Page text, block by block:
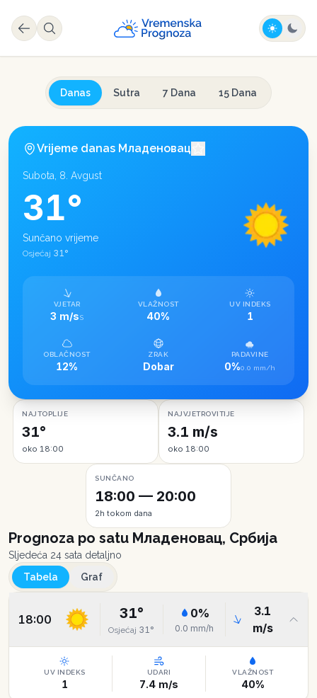
Danas Sutra 7 Dana 15 Dana
Vrijeme danas Младеновац
Subota, 8. Avgust
31°
Sunčano vrijeme
Osjećaj 31°
VJETAR
3 m/sS
VLAŽNOST
40%
UV INDEKS
1
OBLAČNOST
12%
ZRAK
Dobar
PADAVINE
0%0.0 mm/h
NAJTOPLIJE
31°
oko 18:00
NAJVJETROVITIJE
3.1 m/s
oko 18:00
SUNČANO
18:00 — 20:00
2h tokom dana
Prognoza po satu Младеновац, Србија
Sljedeća 24 sata detaljno
Tabela
Graf
18:00 31°
Osjećaj 31°
0%
0.0 mm/h
3.1
m/s
UV INDEKS
1
UDARI
7.4m/s
VLAŽNOST
40%